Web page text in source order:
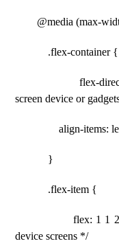
@media (max-
.flex-container {
flex-direction:
screen device or
align-items: left; /*
}
.flex-item {
flex: 1 1 200%; /
device screens */